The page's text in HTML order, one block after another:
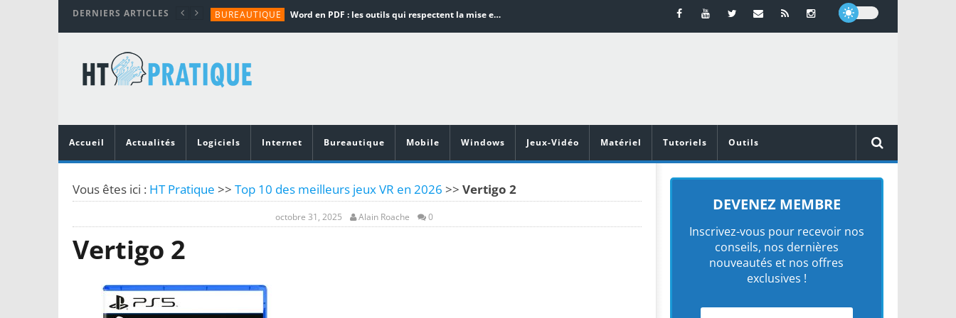
DERNIERS ARTICLES BUREAUTIQUE Word en PDF : les outils qui respectent la mise en page
TUTORIALS
MATÉRIEL
Vidéoprojecteurs Asus : Top 6 des meilleurs modèles de la marque
Accueil
Actualités Logiciels Internet Bureautique Mobile Windows Jeux-Vidéo Matériel Tutoriels Outils
Vous êtes ici : HT Pratique >> Top 10 des meilleurs jeux VR en 2026 >> Vertigo 2
octobre 31, 2025 Alain Roache 0
Vertigo 2
DEVENEZ MEMBRE
Inscrivez-vous pour recevoir nos
conseils, nos dernières
nouveautés et nos offres
exclusives !